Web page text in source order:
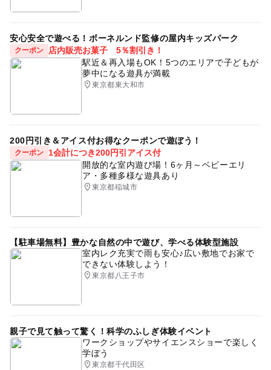
安心安全で遊べる！ボーネルンド監修の屋内キッズパーク
クーポン
店内販売お菓子 5％割引き！
駅近＆再入場もOK！5つのエリアで子どもが
夢中になる遊具が満載
東京都東大和市
200円引き＆アイス付お得なクーポンで遊ぼう！
クーポン
1会計につき200円引アイス付
開放的な室内遊び場！6ヶ月～ベビーエリ
ア・多種多様な遊具あり
東京都稲城市
【駐車場無料】豊かな自然の中で遊び、学べる体験型施設
室内レク充実で雨も安心♪広い敷地でお家で
できない体験しよう！
東京都八王子市
親子で見て触って驚く！科学のふしぎ体験イベント
ワークショップやサイエンスショーで楽しく
学ぼう
東京都千代田区